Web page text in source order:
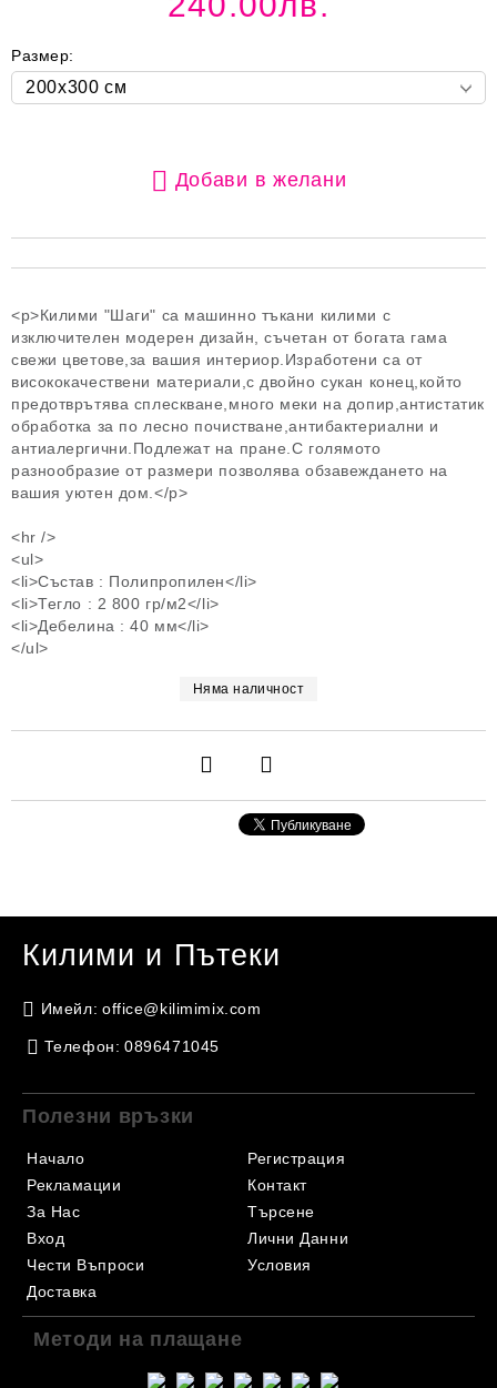
<p>Килими "Шаги" са машинно тъкани килими с
изключителен модерен дизайн, съчетан от богата гама
свежи цветове,за вашия интериор.Изработени са от
висококачествени материали,с двойно сукан конец,който
предотврътява сплескване,много меки на допир,антистатик
обработка за по лесно почистване,антибактериални и
антиалергични.Подлежат на пране.С голямото
разнообразие от размери позволява обзавеждането на
вашия уютен дом.</p>
<hr />
<ul>
<li>Състав : Полипропилен</li>
<li>Тегло : 2 800 гр/м2</li>
<li>Дебелина : 40 мм</li>
</ul>
Няма наличност
Размер:
Добави в желани
Килими и Пътеки
Имейл: office@kilimimix.com
Телефон: 0896471045
Полезни връзки
Начало
Рекламации
За Нас
Вход
Чести Въпроси
Регистрация
Контакт
Търсене
Лични Данни
Условия
Доставка
Методи на плащане